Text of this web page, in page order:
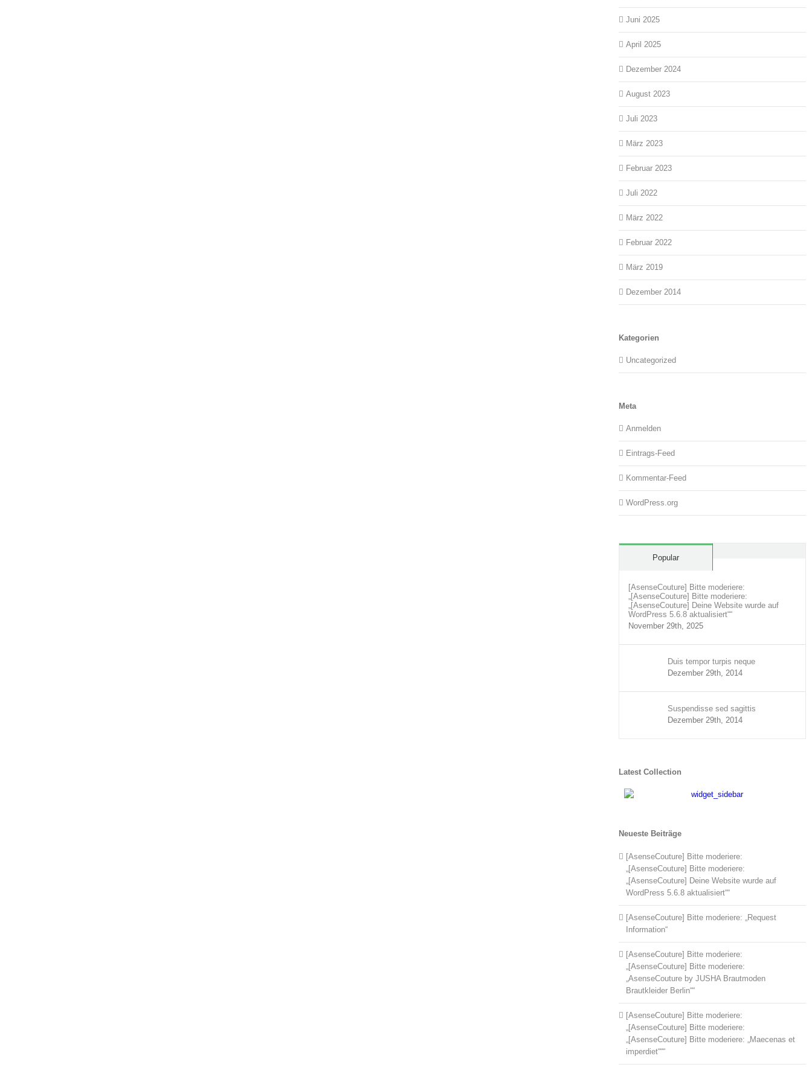
Juni 2025
April 2025
Dezember 2024
August 2023
Juli 2023
März 2023
Februar 2023
Juli 2022
März 2022
Februar 2022
März 2019
Dezember 2014
Kategorien
Uncategorized
Meta
Anmelden
Eintrags-Feed
Kommentar-Feed
WordPress.org
Popular
[AsenseCouture] Bitte moderiere:
„[AsenseCouture] Bitte moderiere:
„[AsenseCouture] Deine Website wurde auf
WordPress 5.6.8 aktualisiert““
November 29th, 2025
Duis tempor turpis neque
Dezember 29th, 2014
Suspendisse sed sagittis
Dezember 29th, 2014
Latest Collection
Neueste Beiträge
[AsenseCouture] Bitte moderiere:
„[AsenseCouture] Bitte moderiere:
„[AsenseCouture] Deine Website wurde auf
WordPress 5.6.8 aktualisiert““
[AsenseCouture] Bitte moderiere: „Request
Information“
[AsenseCouture] Bitte moderiere:
„[AsenseCouture] Bitte moderiere:
„AsenseCouture by JUSHA Brautmoden
Brautkleider Berlin““
[AsenseCouture] Bitte moderiere:
„[AsenseCouture] Bitte moderiere:
„[AsenseCouture] Bitte moderiere: „Maecenas et
imperdiet“““